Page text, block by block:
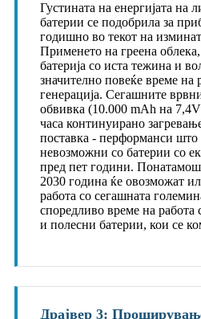
Густината на енергијата на
батерии се подобрила за
годишно во текот на
Применето на греена
батерија со иста тежина и
значително повеќе време на
генерација. Сегашните
обвивка (10.000 mAh на
часа континуирано
поставка - перформанси што
невозможни со батерии со
пред пет години.
2030 година ќе овозможат
работа со сегашната
споредливо време на работа
и полесни батерии, кои се
Драјвер 3: